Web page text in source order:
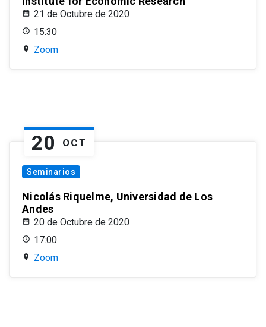
21 de Octubre de 2020
15:30
Zoom
20 OCT
Seminarios
Nicolás Riquelme, Universidad de Los
Andes
20 de Octubre de 2020
17:00
Zoom